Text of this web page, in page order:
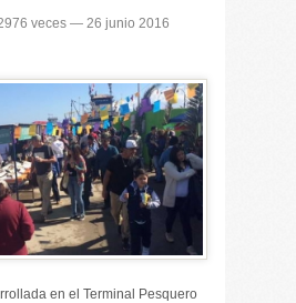
veces — 26 junio 2016
en el Terminal Pesquero